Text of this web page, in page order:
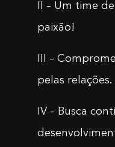
II – Um time
paixão!
III –
pelas relações.
IV – Busca